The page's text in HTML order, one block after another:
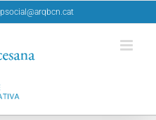
psocial@arqbcn.cat